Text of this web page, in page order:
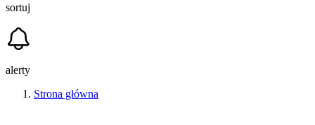
sortuj
alerty
Strona główna